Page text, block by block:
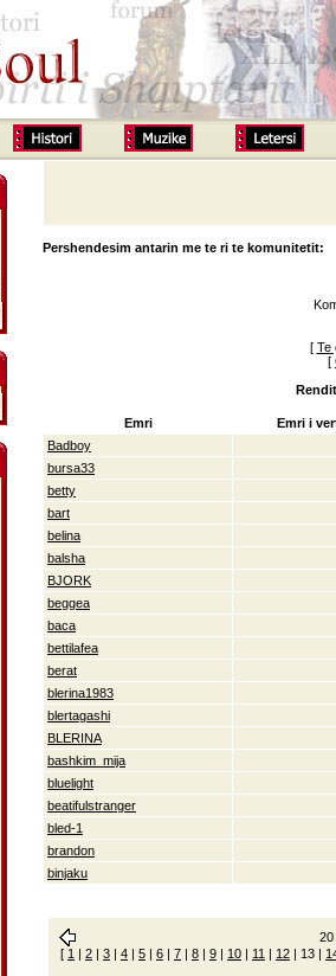
Pershendesim antarin me te ri te komunitetit:
[ Te
[
Emri
Emri i
Badboy
bursa33
betty
bart
belina
balsha
BJORK
beggea
baca
bettilafea
berat
blerina1983
blertagashi
BLERINA
bashkim_mija
bluelight
beatifulstranger
bled-1
brandon
binjaku
20
[ 1 | 2 | 3 | 4 | 5 | 6 | 7 | 8 | 9 | 10 | 11 | 12 | 13 |